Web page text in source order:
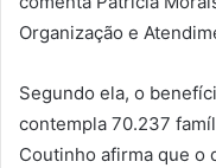
Organização e
Segundo ela, o
contempla 70.237
Coutinho afirma que o